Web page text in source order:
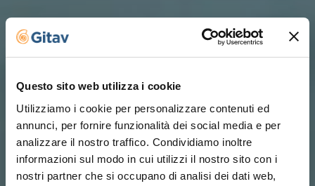
Questo sito web utilizza i cookie
Utilizziamo i cookie per personalizzare contenuti ed
annunci, per fornire funzionalità dei social media e per
analizzare il nostro traffico. Condividiamo inoltre
informazioni sul modo in cui utilizzi il nostro sito con i
nostri partner che si occupano di analisi dei dati web,